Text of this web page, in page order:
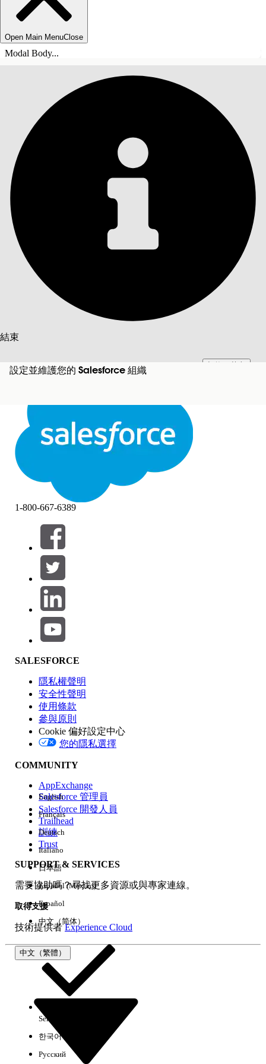
Open Main MenuClose
Modal Body...
結束
此文已使用 Salesforce 機器翻譯系統翻譯。更多詳細資料請參見
結束
設定並維護您的 Salesforce 組織
目錄
篩選器 (0)
選取篩選
產品區域
功能影響
版本
經驗
1-800-667-6389
SALESFORCE
隱私權聲明
安全性聲明
使用條款
參與原則
Cookie 偏好設定中心
您的隱私選擇
COMMUNITY
AppExchange
Salesforce 管理員
Salesforce 開發人員
Trailhead
訓練
Trust
SUPPORT & SERVICES
需要協助嗎？尋找更多資源或與專家連線。
取得支援
技術提供者Experience Cloud
中文（繁體）
English
Français
Deutsch
Italiano
日本語
Español (México)
Español
中文（简体）
Select Org
한국어
Русский